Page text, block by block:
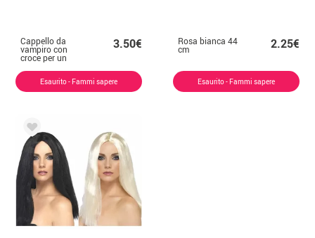
Cappello da
vampiro con
croce per un
3.50€
Esaurito - Fammi sapere
Rosa bianca 44
cm 2.25€
Esaurito - Fammi sapere